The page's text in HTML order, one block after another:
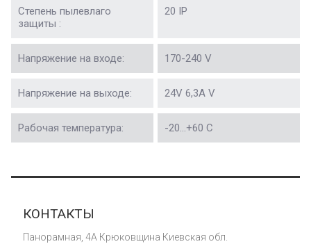
Степень пылевлаго
защиты :
20 IP
Напряжение на входе: 170-240 V
Напряжение на выходе: 24V 6,3A V
Рабочая температура: -20...+60 C
КОНТАКТЫ
Панорамная, 4А Крюковщина Киевская обл.